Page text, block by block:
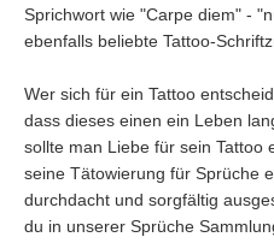
Sprichwort wie "Carpe diem" -
ebenfalls beliebte Tattoo-
Wer sich für ein Tattoo
dass dieses einen ein Leben
sollte man Liebe für sein Tattoo
seine Tätowierung für Sprüche
durchdacht und sorgfältig
du in unserer Sprüche